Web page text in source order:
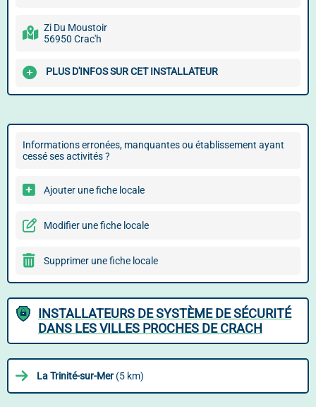
Zi Du Moustoir
56950 Crac'h
PLUS D'INFOS SUR CET INSTALLATEUR
Informations erronées, manquantes ou établissement ayant
cessé ses activités ?
Ajouter une fiche locale
Modifier une fiche locale
Supprimer une fiche locale
INSTALLATEURS DE SYSTÈME DE SÉCURITÉ
DANS LES VILLES PROCHES DE CRACH
La Trinité-sur-Mer(5 km)